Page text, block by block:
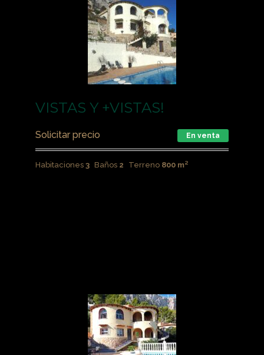
VISTAS Y +VISTAS!
Solicitar precio En venta
Habitaciones 3 Baños 2 Terreno 800 m²